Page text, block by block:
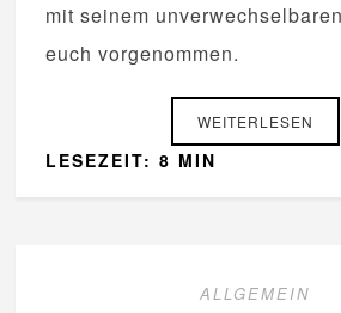
mit seinem
euch vorgenommen.
WEITERLESEN
LESEZEIT: 8 MIN
ALLGEMEIN